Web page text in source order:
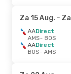
Za 15 Aug. -
AADirect
AMS- BOS
AADirect
BOS- AMS